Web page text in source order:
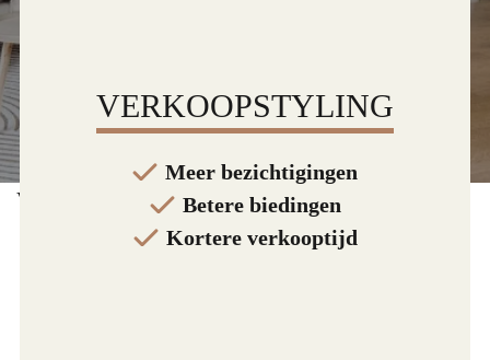
Verkoop styling
VERKOOPSTYLING
Meer bezichtigingen
Betere biedingen
Kortere verkooptijd